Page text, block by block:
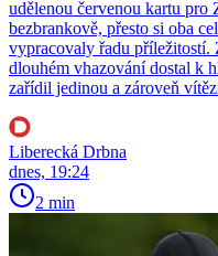
udělenou červenou kartu
bezbrankově, přesto si oba
vypracovaly řadu příležitostí.
dlouhém vhazování dostal k
zařídil jedinou a zároveň
Liberecká Drbna
dnes, 19:24
2 min